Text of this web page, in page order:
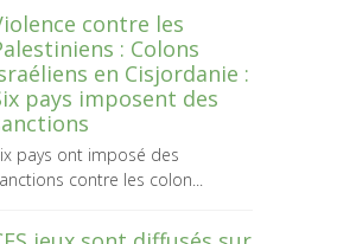
contre les
: Colons
en Cisjordanie :
pays imposent des
pays ont imposé des
contre les colon...